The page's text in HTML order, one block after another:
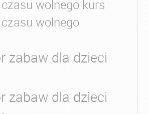
wolnego kurs
wolnego
zabaw dla dzieci
zabaw dla dzieci